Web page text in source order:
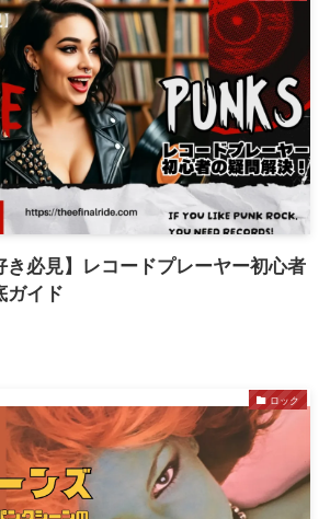
き必見】レコードプレーヤー初心者
ガイド
ロック